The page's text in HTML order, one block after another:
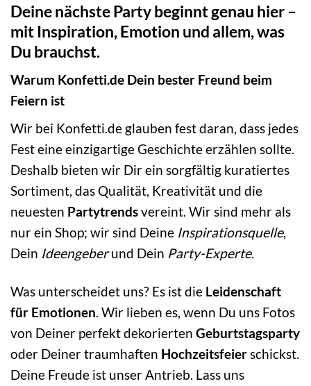
Deine nächste Party beginnt genau hier –
mit Inspiration, Emotion und allem, was
Du brauchst.
Warum Konfetti.de Dein bester Freund beim
Feiern ist
Wir bei Konfetti.de glauben fest daran, dass jedes
Fest eine einzigartige Geschichte erzählen sollte.
Deshalb bieten wir Dir ein sorgfältig kuratiertes
Sortiment, das Qualität, Kreativität und die
neuesten Partytrendsvereint. Wir sind mehr als
nur ein Shop; wir sind Deine Inspirationsquelle,
Dein Ideengeberund Dein Party-Experte.
Was unterscheidet uns? Es ist die Leidenschaft
für Emotionen. Wir lieben es, wenn Du uns Fotos
von Deiner perfekt dekorierten Geburtstagsparty
oder Deiner traumhaften Hochzeitsfeierschickst.
Deine Freude ist unser Antrieb. Lass uns